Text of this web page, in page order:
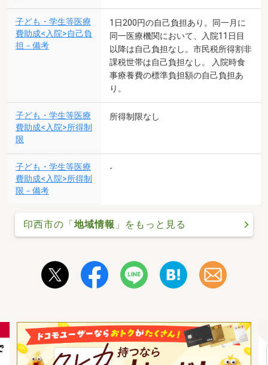
子ども・学生等医療
費助成<入院>自己負
担－備考
1日200円の自己負担あり。同一月に
同一医療機関において、入院11日目
以降は自己負担なし。市民税所得割非
課税世帯は自己負担なし。 入院時食
事療養費の標準負担額の自己負担あ
り。
子ども・学生等医療
費助成<入院>所得制
限
所得制限なし
子ども・学生等医療
費助成<入院>所得制
限－備考
-
印西市の「 地域情報 」をもっと見る